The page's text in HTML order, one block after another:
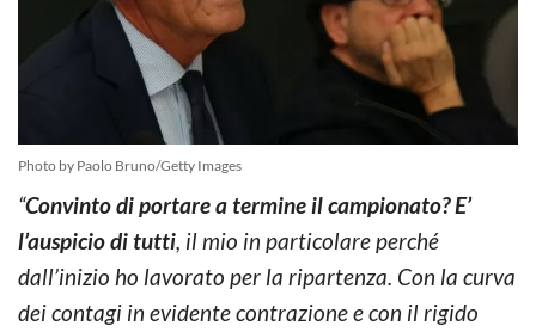
Photo by Paolo Bruno/Getty Images
“Convinto di portare a termine il campionato? E’
l’auspicio di tutti, il mio in particolare perché
dall’inizio ho lavorato per la ripartenza. Con la curva
dei contagi in evidente contrazione e con il rigido